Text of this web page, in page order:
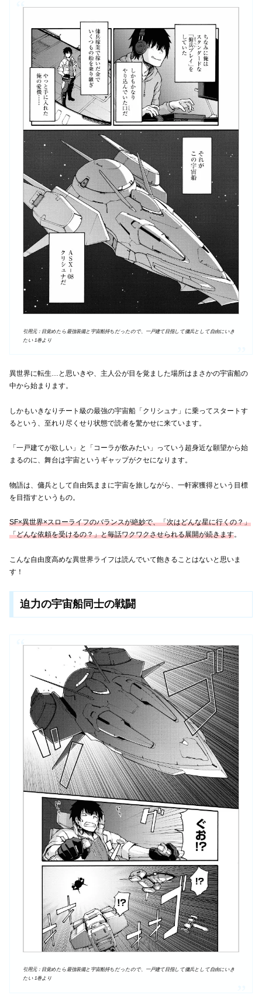
引用元：目覚めたら最強装備と宇宙船持ちだったので、一戸建て目指して傭兵として自由にいき
たい 1巻より
異世界に転生…と思いきや、主人公が目を覚ました場所はまさかの宇宙船の
中から始まります。
しかもいきなりチート級の最強の宇宙船「クリシュナ」に乗ってスタートす
るという、至れり尽くせり状態で読者を驚かせに来ています。
「一戸建てが欲しい」と「コーラが飲みたい」っていう超身近な願望から始
まるのに、舞台は宇宙というギャップがクセになります。
物語は、傭兵として自由気ままに宇宙を旅しながら、一軒家獲得という目標
を目指すというもの。
SF×異世界×スローライフのバランスが絶妙で、「次はどんな星に行くの？」
「どんな依頼を受けるの？」と毎話ワクワクさせられる展開が続きます。
こんな自由度高めな異世界ライフは読んでいて飽きることはないと思いま
す！
迫力の宇宙船同士の戦闘
引用元：目覚めたら最強装備と宇宙船持ちだったので、一戸建て目指して傭兵として自由にいき
たい 1巻より